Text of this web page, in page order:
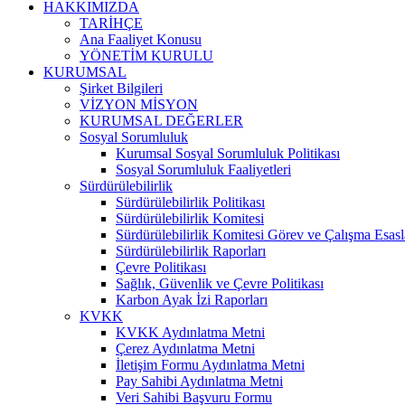
HAKKIMIZDA
TARİHÇE
Ana Faaliyet Konusu
YÖNETİM KURULU
KURUMSAL
Şirket Bilgileri
VİZYON MİSYON
KURUMSAL DEĞERLER
Sosyal Sorumluluk
Kurumsal Sosyal Sorumluluk Politikası
Sosyal Sorumluluk Faaliyetleri
Sürdürülebilirlik
Sürdürülebilirlik Politikası
Sürdürülebilirlik Komitesi
Sürdürülebilirlik Komitesi Görev ve Çalışma
Sürdürülebilirlik Raporları
Çevre Politikası
Sağlık, Güvenlik ve Çevre Politikası
Karbon Ayak İzi Raporları
KVKK
KVKK Aydınlatma Metni
Çerez Aydınlatma Metni
İletişim Formu Aydınlatma Metni
Pay Sahibi Aydınlatma Metni
Veri Sahibi Başvuru Formu